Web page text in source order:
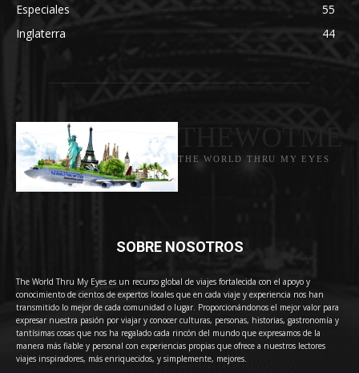
Especiales
55
Inglaterra
44
THE WORLD THRU MY EYES
SOBRE NOSOTROS
The World Thru My Eyes es un recurso global de viajes fortalecida con el apoyo y
conocimiento de cientos de expertos locales que en cada viaje y experiencia nos han
transmitido lo mejor de cada comunidad o lugar. Proporcionándonos el mejor valor para
expresar nuestra pasión por viajar y conocer culturas, personas, historias, gastronomía y
tantísimas cosas que nos ha regalado cada rincón del mundo que expresamos de la
manera más fiable y personal con experiencias propias que ofrece a nuestros lectores
viajes inspiradores, más enriquecidos, y simplemente, mejores.